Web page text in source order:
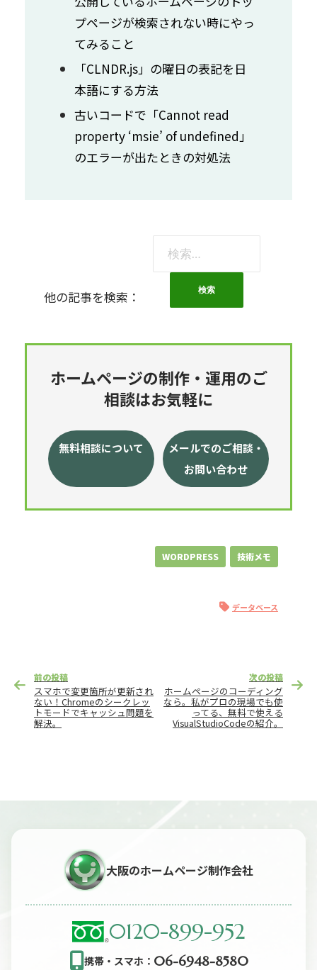
プページが検索されない時にやっ
てみること
「CLNDR.js」の曜日の表記を日
本語にする方法
古いコードで「Cannot read
property ‘msie’ of undefined」
のエラーが出たときの対処法
他の記事を検索：
ホームページの制作・運用のご
相談はお気軽に
無料相談について
メールでのご相談・
お問い合わせ
WORDPRESS 技術メモ
データベース
稿
前の投稿
スマホで変更箇所が更新され
ない！Chromeのシークレッ
トモードでキャッシュ問題を
解決。
次の投稿
ホームページのコーディング
なら。私がプロの現場でも使
ってる、無料で使える
VisualStudioCodeの紹介。
大阪のホームページ制作会社
0120-899-952
携帯・スマホ： 06-6948-8580